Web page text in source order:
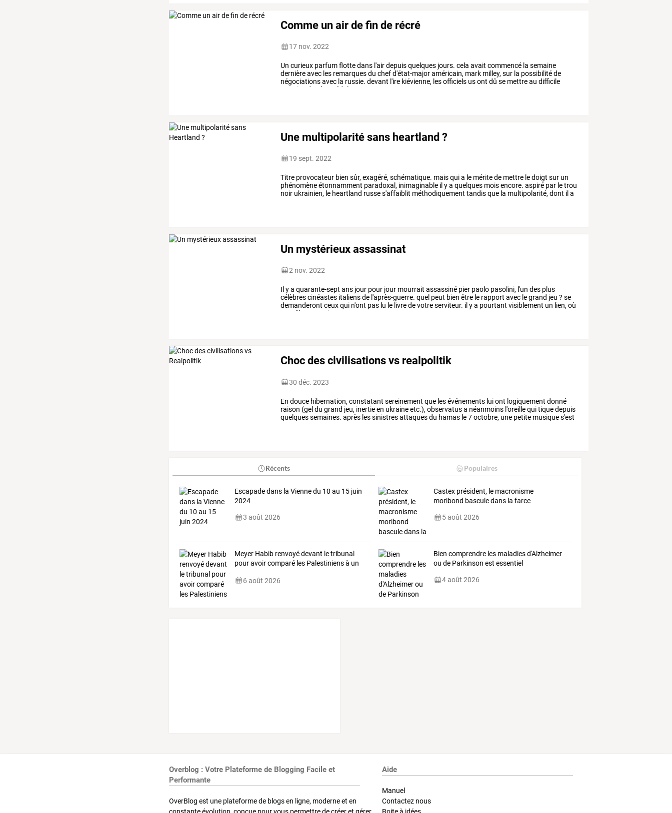
Comme un air de fin de récré
17 nov. 2022
Un curieux parfumflottedans l'airdepuisquelques jours. cela avait commencé la semaine
dernièreavec les remarquesdu chefd'état-majoraméricain, mark milley, sur la possibilitéde
négociationsavec la russie. devant l'ire kiévienne, lesofficiels usont dû se mettreau difficile
exercice
du rétropédalage
Une multipolarité sans heartland ?
19 sept. 2022
Titre provocateur bien sûr, exagéré, schématique. maisquia le méritede mettre ledoigt sur un
phénomèneétonnamment paradoxal, inimaginable il ya quelques moisencore. aspiré par letrou
noir ukrainien, le heartland russes'affaiblit méthodiquement tandisque la multipolarité, dont il a
Un mystérieux assassinat
2 nov. 2022
Il ya quarante-sept ans jour pour jour mourrait assassiné pier paolo pasolini, l'un des plus
célèbrescinéastes italiensde l'après-guerre. quel peut bien être le rapport avec legrand jeu ? se
demanderont ceuxqui n'ont pas lu le livredevotreserviteur. il ya pourtant visiblement un lien, où
mêlent noir,
Choc des civilisations vs realpolitik
30 déc. 2023
En douce hibernation, constatant sereinement que lesévénements luiont logiquement donné
raison (geldu grand jeu, inertieen ukraineetc.), observatusa néanmoins l'oreillequitiquedepuis
quelquessemaines. après lessinistresattaquesdu hamas le7octobre, une petite musiques'est
Récents Populaires
Escapade dans la Vienne du 10 au 15 juin
2024
3 août 2026
Castex président, le macronisme
moribond bascule dans la farce
5 août 2026
Meyer Habib renvoyé devant le tribunal
pour avoir comparé les Palestiniens à un
6 août 2026
Bien comprendre les maladies d'Alzheimer
ou de Parkinson est essentiel
4 août 2026
Overblog : Votre Plateforme de Blogging Facile et
Performante
OverBlog est une plateforme de blogs en ligne, moderne et en
Aide
Manuel
Contactez nous